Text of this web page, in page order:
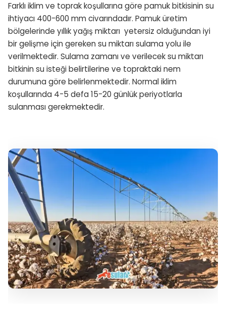
Farklı iklim ve toprak koşullarına göre pamuk bitkisinin su
ihtiyacı 400-600 mm civarındadır. Pamuk üretim
bölgelerinde yıllık yağış miktarı yetersiz olduğundan iyi
bir gelişme için gereken su miktarı sulama yolu ile
verilmektedir. Sulama zamanı ve verilecek su miktarı
bitkinin su isteği belirtilerine ve topraktaki nem
durumuna göre belirlenmektedir. Normal iklim
koşullarında 4-5 defa 15-20 günlük periyotlarla
sulanması gerekmektedir.